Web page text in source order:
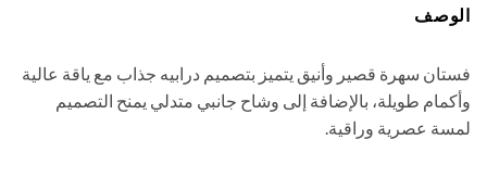
سهرة قصير وأنيق يتميز بتصميم درابيه جذاب مع ياقة عالية
طويلة، بالإضافة إلى وشاح جانبي متدلي يمنح التصميم
عصرية وراقية.